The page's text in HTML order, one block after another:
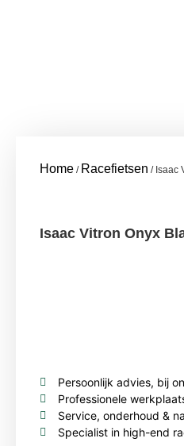
Home / Racefietsen / Isaac
Isaac Vitron Onyx
Persoonlijk advies, bij
Professionele
Service, onderhoud &
Specialist in high-end